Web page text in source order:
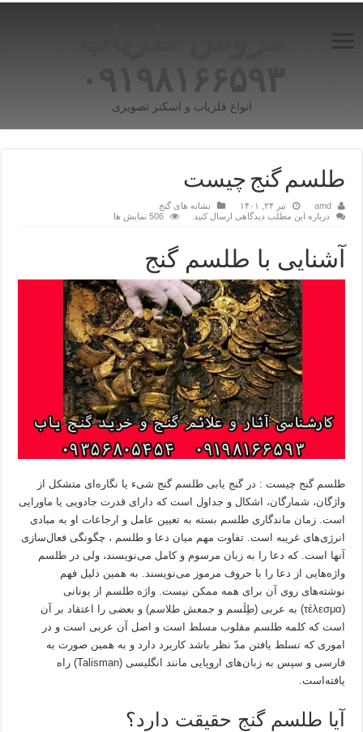
۰۹۱۹۸۱۶۶۵۹۳
انواع فلزیاب و اسکنر تصویری
طلسم گنج چیست
amd تیر ۲۴, ۱۴۰۱
نشانه های گنج
درباره این مطلب دیدگاهی ارسال کنید
506 نمایش ها
آشنایی با طلسم گنج
طلسم گنج چیست : در گنج یابی طلسم گنج شیء یا نگاره‌ای متشکل از
واژگان، شمارگان، اشکال و جداول است که دارای قدرت جادویی یا ماورایی
است. زمان ماندگاری طلسم بسته به تعیین عامل و ارجاعات او به مبادی
انرژی‌های غریبه است. تفاوت مهم میان دعا و طلسم ، چگونگی فعال‌سازی
آنها است. که دعا را به زبان مرسوم و کامل می‌نویسند، ولی در طلسم
واژه‌هایی از دعا را با حروف مرموز می‌نویسند. به همین دلیل فهم
نوشته‌های روی آن برای همه ممکن نیست. واژه طلسم از یونانی
(τέλεσμα) به عربی (طِلَسم و جمعش طلاسم) و بعضی را اعتقاد بر آن
است که کلمه طلسم مقلوب مسلط است و اصل آن عربی است و در
اموری که تسلط یافتن مدّ نظر باشد کاربرد دارد و به همین صورت به
فارسی و سپس به زبان‌های اروپایی مانند انگلیسی (Talisman) راه
یافته‌است.
آیا طلسم گنج حقیقت دارد؟